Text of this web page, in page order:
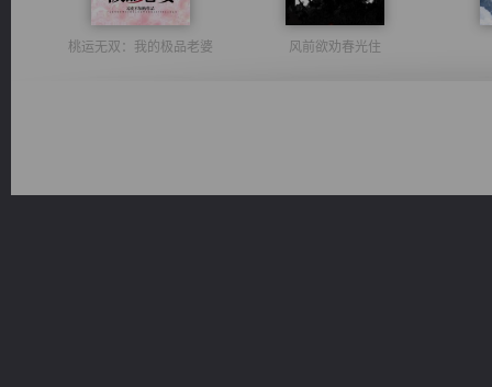
桃运无双：我的极品老婆 风前欲劝春光住